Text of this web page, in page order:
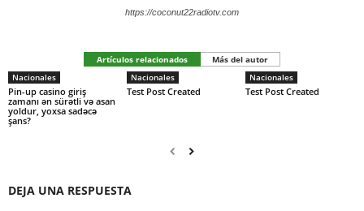
https://coconut22radiotv.com
Artículos relacionados
Más del autor
Nacionales
Pin-up casino giriş
zamanı ən sürətli və asan
yoldur, yoxsa sadəcə
şans?
Nacionales
Test Post Created
Nacionales
Test Post Created
DEJA UNA RESPUESTA